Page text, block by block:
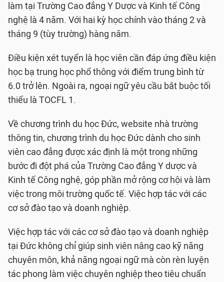
làm tại Trường Cao đẳng Y Dược và Kinh tế Công
nghệ là 4 năm. Với hai kỳ học chính vào tháng 2 và
tháng 9 (tùy trường) hàng năm.
Điều kiện xét tuyển là học viên cần đáp ứng điều kiện
học bạ trung học phổ thông với điểm trung bình từ
6.0 trở lên. Ngoài ra, ngoại ngữ yêu cầu bắt buộc tối
thiểu là TOCFL 1.
Về chương trình du học Đức, website nhà trường
thông tin, chương trình du học Đức dành cho sinh
viên cao đẳng được xác định là một trong những
bước đi đột phá của Trường Cao đẳng Y dược và
Kinh tế Công nghệ, góp phần mở rộng cơ hội và làm
việc trong môi trường quốc tế. Việc hợp tác với các
cơ sở đào tạo và doanh nghiệp.
Việc hợp tác với các cơ sở đào tạo và doanh nghiệp
tại Đức không chỉ giúp sinh viên nâng cao kỹ năng
chuyên môn, khả năng ngoại ngữ mà còn rèn luyện
tác phong làm việc chuyên nghiệp theo tiêu chuẩn